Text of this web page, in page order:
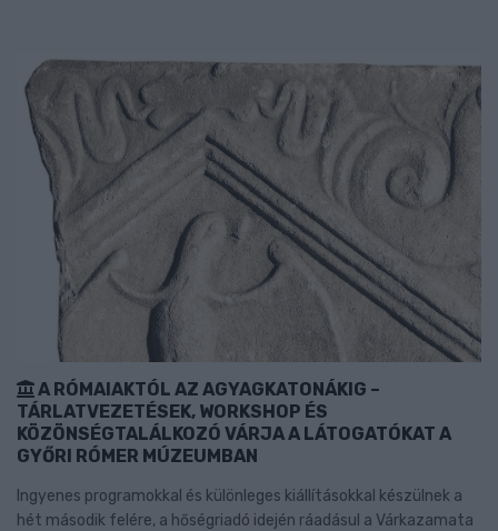
A RÓMAIAKTÓL AZ AGYAGKATONÁKIG –
TÁRLATVEZETÉSEK, WORKSHOP ÉS
KÖZÖNSÉGTALÁLKOZÓ VÁRJA A LÁTOGATÓKAT A
GYŐRI RÓMER MÚZEUMBAN
Ingyenes programokkal és különleges kiállításokkal készülnek a
hét második felére, a hőségriadó idején ráadásul a Várkazamata